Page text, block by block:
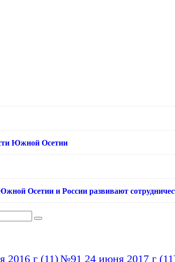
Южной Осетии
Осетии и России развивают
2016 г (11)№91 24 июня 2017 г